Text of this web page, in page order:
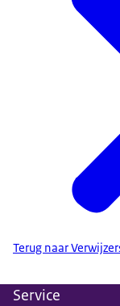
Dat kan
Terug naar
Service